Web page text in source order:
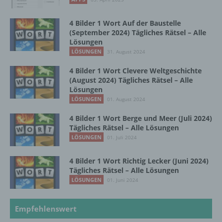
4 Bilder 1 Wort Auf der Baustelle
(September 2024) Tägliches Rätsel – Alle
Lösungen
LÖSUNGEN 31. August 2024
4 Bilder 1 Wort Clevere Weltgeschichte
(August 2024) Tägliches Rätsel – Alle
Lösungen
LÖSUNGEN 01. August 2024
4 Bilder 1 Wort Berge und Meer (Juli 2024)
Tägliches Rätsel – Alle Lösungen
LÖSUNGEN 01. Juli 2024
4 Bilder 1 Wort Richtig Lecker (Juni 2024)
Tägliches Rätsel – Alle Lösungen
LÖSUNGEN 01. Juni 2024
Empfehlenswert
dass die personenbezogenen Daten nicht
einer identifizierten oder identifizierbaren
natürlichen Person zugewiesen werden.
Verantwortlicher
Verantwortlicher oder für die Verarbeitung
Verantwortlicher ist die natürliche oder
oder andere Stelle, die allein oder
gemeinsam mit anderen über die Zwecke
und Mittel der Verarbeitung von
Sind die Zwecke und Mittel dieser
Verarbeitung durch das Unionsrecht oder
das Recht der Mitgliedstaaten vorgegeben,
so kann der Verantwortliche
beziehungsweise können die bestimmten
Kriterien seiner Benennung nach dem
Unionsrecht oder dem Recht der